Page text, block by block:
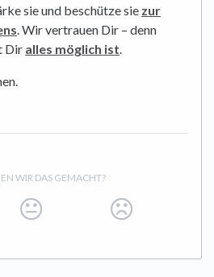
sie und beschütze sie zur
. Wir vertrauen Dir – denn
Dir alles möglich ist.
WIR DAS GEMACHT?